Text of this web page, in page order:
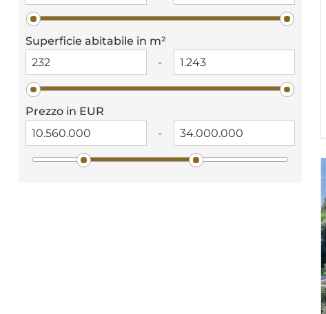
Superficie abitabile in m²
-
Prezzo in EUR
-